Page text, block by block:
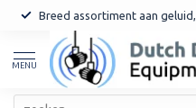
Breed assortiment aan
MENU